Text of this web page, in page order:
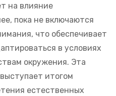
на влияние
пока не включаются
что обеспечивает
в условиях
окружения. Эта
итогом
естественных